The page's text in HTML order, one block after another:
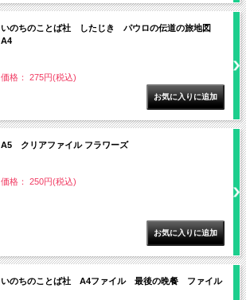
いのちのことば社 したじき パウロの伝道の旅地図
A4
価格： 275円(税込)
A5 クリアファイル フラワーズ
価格： 250円(税込)
いのちのことば社 A4ファイル 最後の晩餐 ファイル